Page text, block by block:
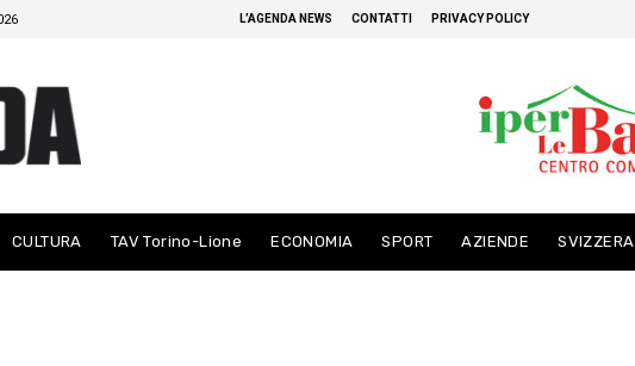
L’AGENDA NEWS CONTATTI PRIVACY POLICY
CULTURA TAV Torino-Lione ECONOMIA SPORT AZIENDE SVIZZERA